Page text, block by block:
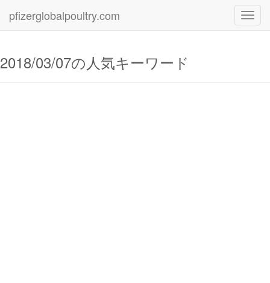
pfizerglobalpoultry.com
2018/03/07の人気キーワード